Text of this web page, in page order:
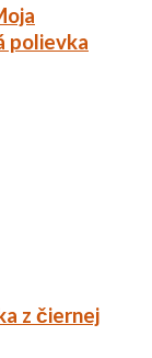
polievka
z čiernej